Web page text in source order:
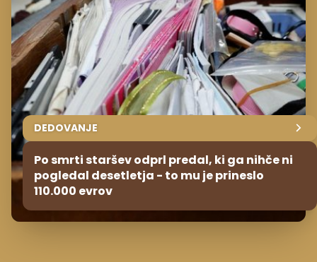
DEDOVANJE
Po smrti staršev odprl predal, ki ga nihče ni
pogledal desetletja - to mu je prineslo
110.000 evrov